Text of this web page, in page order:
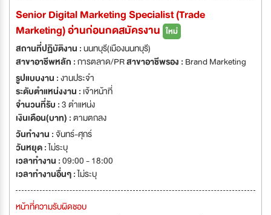
Senior Digital Marketing Specialist (Trade
Marketing) อ่านก่อนกดสมัครงาน ใหม่
สถานที่ปฏิบัติงาน :นนทบุรี(เมืองนนทบุรี)
สาขาอาชีพหลัก :การตลาด/PRสาขาอาชีพรอง : Brand Marketing
รูปแบบงาน :งานประจำ
ระดับตำแหน่งงาน : เจ้าหน้าที่
จำนวนที่รับ :3 ตำแหน่ง
เงินเดือน(บาท) :ตามตกลง
วันทำงาน :จันทร์-ศุกร์
วันหยุด :ไม่ระบุ
เวลาทำงาน :09:00 - 18:00
เวลาทำงานอื่นๆ :ไม่ระบุ
หน้าที่ความรับผิดชอบ